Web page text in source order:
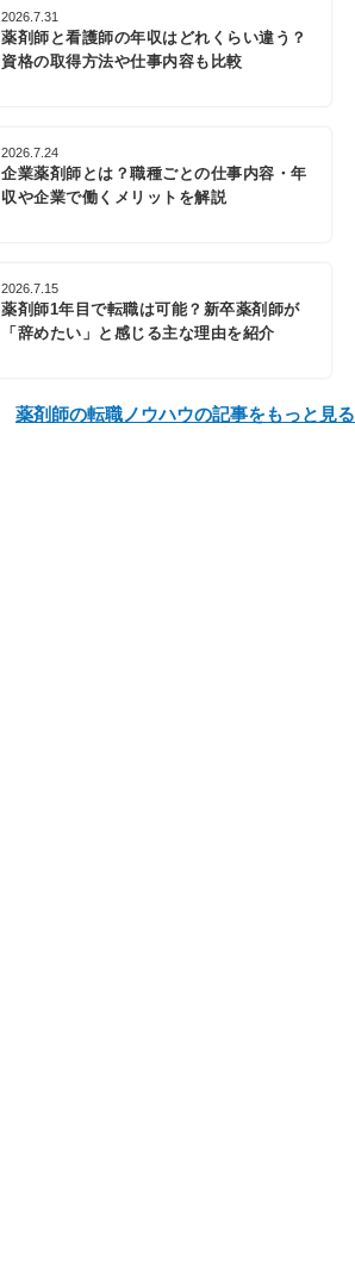
2026.7.31
薬剤師と看護師の年収はどれくらい違う？
資格の取得方法や仕事内容も比較
2026.7.24
企業薬剤師とは？職種ごとの仕事内容・年
収や企業で働くメリットを解説
2026.7.15
薬剤師1年目で転職は可能？新卒薬剤師が
「辞めたい」と感じる主な理由を紹介
薬剤師の転職ノウハウの記事をもっと見る